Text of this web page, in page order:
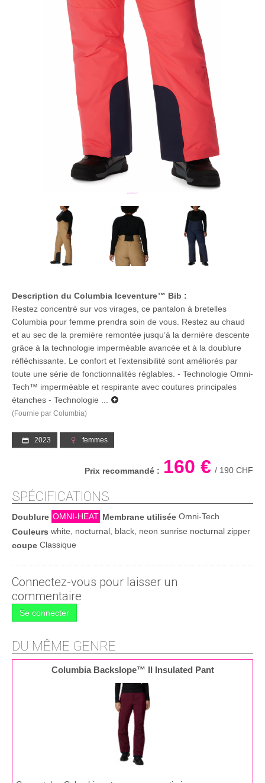
Description du Columbia Iceventure™ Bib :
Restez concentré sur vos virages, ce pantalon à bretelles
Columbia pour femme prendra soin de vous. Restez au chaud
et au sec de la première remontée jusqu’à la dernière descente
grâce à la technologie imperméable avancée et à la doublure
réfléchissante. Le confort et l’extensibilité sont améliorés par
toute une série de fonctionnalités réglables. - Technologie Omni-
Tech™ imperméable et respirante avec coutures principales
étanches - Technologie ...
(Fournie par Columbia)
2023 femmes
Prix recommandé : 160 € / 190 CHF
SPÉCIFICATIONS
Doublure OMNI-HEAT Membrane utilisée Omni-Tech
Couleurs white, nocturnal, black, neon sunrise nocturnal zipper
coupe Classique
Connectez-vous pour laisser un
commentaire
Se connecter
DU MÊME GENRE
Columbia Backslope™ II Insulated Pant